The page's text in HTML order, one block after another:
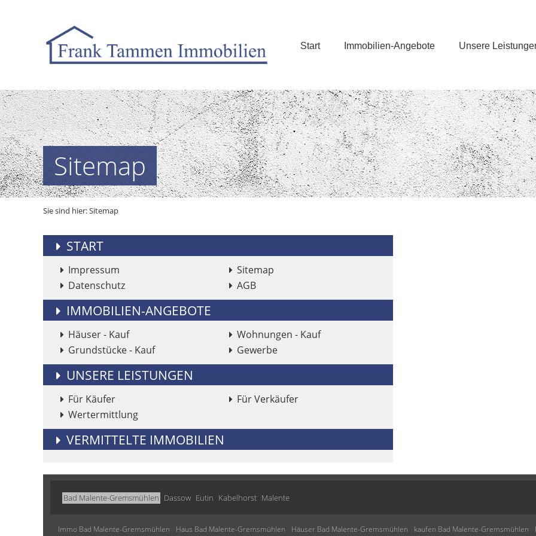
Start Immobilien-Angebote Unsere
Sitemap
Sie sind hier:Sitemap
START
Impressum
Sitemap
Datenschutz
AGB
IMMOBILIEN-ANGEBOTE
Häuser - Kauf
Wohnungen - Kauf
Grundstücke - Kauf
Gewerbe
UNSERE LEISTUNGEN
Für Käufer
Für Verkäufer
Wertermittlung
VERMITTELTE IMMOBILIEN
Bad Malente-Gremsmühlen Dassow Eutin Kabelhorst Malente
Immo Bad Malente-Gremsmühlen Haus Bad Malente-Gremsmühlen Häuser Bad Malente-Gremsmühlen kaufen Bad Malente-Gremsmühlen